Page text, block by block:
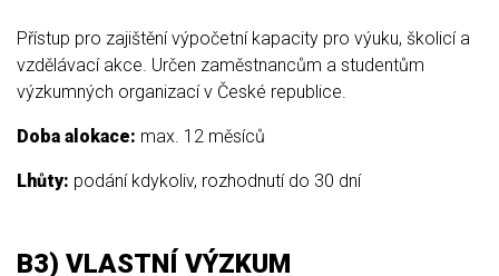
Přístup pro zajištění výpočetní kapacity pro výuku, školicí a
vzdělávací akce. Určen zaměstnancům a studentům
výzkumných organizací v České republice.
Doba alokace: max. 12 měsíců
Lhůty: podání kdykoliv, rozhodnutí do 30 dní
B3) VLASTNÍ VÝZKUM